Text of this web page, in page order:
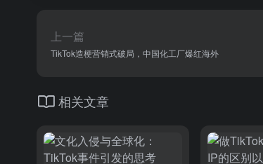
上一篇
TikTok造梗营销式破局，中国化工厂爆红海外
相关文章